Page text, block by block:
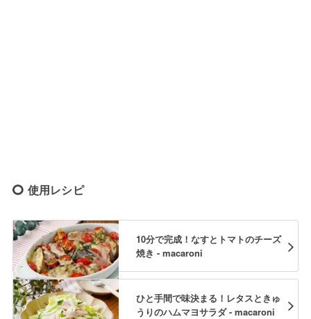
使用レシピ
10分で完成！なすとトマトのチーズ
焼き - macaroni
ひと手間で味決まる！レタスときゅ
うりのハムマヨサラダ - macaroni